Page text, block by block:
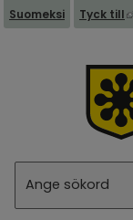
Suomeksi Tyck till